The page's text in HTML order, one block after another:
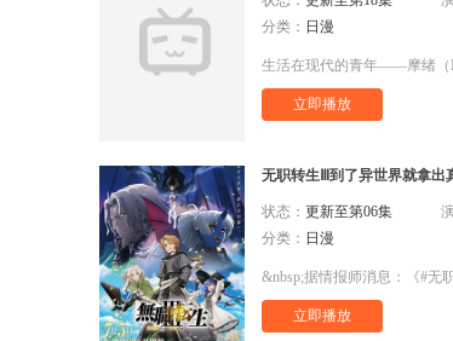
分类： 日漫
立即播放
无职转生Ⅲ到了异世界就拿出
状态： 更新至第06集
分类： 日漫
&nbsp;据情报师消息：《#
立即播放